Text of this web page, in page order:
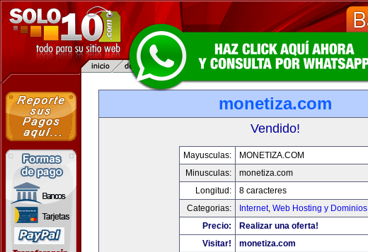
monetiza.com
Vendido!
Mayusculas:
MONETIZA.COM
Minusculas:
monetiza.com
Longitud:
8 caracteres
Categorias:
Internet, Web Hosting y Dominios
Precio:
Realizar una oferta!
Visitar!
monetiza.com